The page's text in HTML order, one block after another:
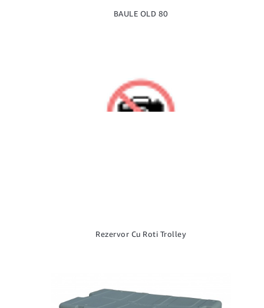
BAULE OLD 80
Rezervor Cu Roti Trolley